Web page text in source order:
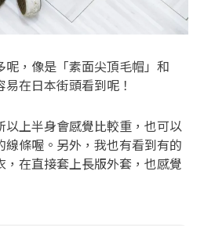
，像是「素面尖頂毛帽」和
易在日本街頭看到呢！
以上半身會感覺比較重，也可以
條喔。另外，我也有看到有的
，在直接套上長版外套，也感覺